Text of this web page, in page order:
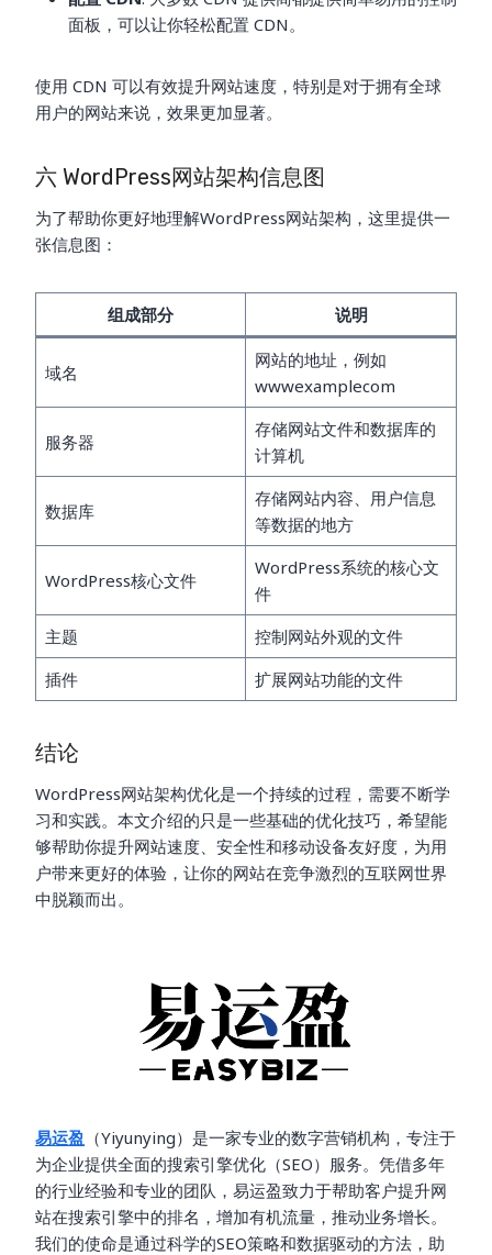
面板，可以让你轻松配置 CDN。
使用 CDN 可以有效提升网站速度，特别是对于拥有全球
用户的网站来说，效果更加显著。
六 WordPress网站架构信息图
为了帮助你更好地理解WordPress网站架构，这里提供一
张信息图：
组成部分 说明
域名
网站的地址，例如
wwwexamplecom
服务器
存储网站文件和数据库的
计算机
数据库
存储网站内容、用户信息
等数据的地方
WordPress核心文件
WordPress系统的核心文
件
主题
控制网站外观的文件
插件
扩展网站功能的文件
结论
WordPress网站架构优化是一个持续的过程，需要不断学
习和实践。本文介绍的只是一些基础的优化技巧，希望能
够帮助你提升网站速度、安全性和移动设备友好度，为用
户带来更好的体验，让你的网站在竞争激烈的互联网世界
中脱颖而出。
易运盈 （Yiyunying）是一家专业的数字营销机构，专注于
为企业提供全面的搜索引擎优化（SEO）服务。凭借多年
的行业经验和专业的团队，易运盈致力于帮助客户提升网
站在搜索引擎中的排名，增加有机流量，推动业务增长。
我们的使命是通过科学的SEO策略和数据驱动的方法，助